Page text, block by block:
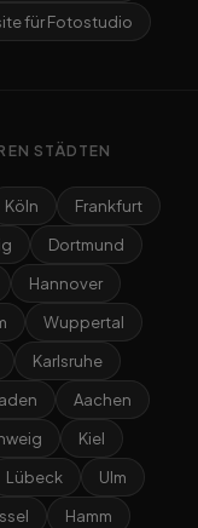
für Fotostudio
STÄDTEN
Köln
Frankfurt
Dortmund
Hannover
Wuppertal
Karlsruhe
Aachen
Kiel
Lübeck
Ulm
Hamm